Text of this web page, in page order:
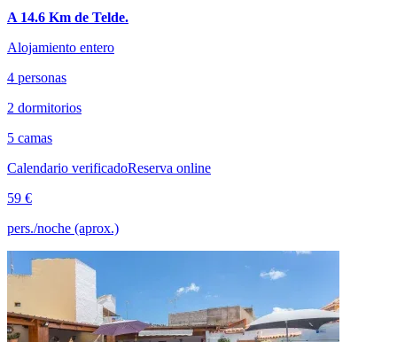
A 14.6 Km de Telde.
Alojamiento entero
4 personas
2 dormitorios
5 camas
Calendario verificadoReserva online
59 €
pers./noche (aprox.)